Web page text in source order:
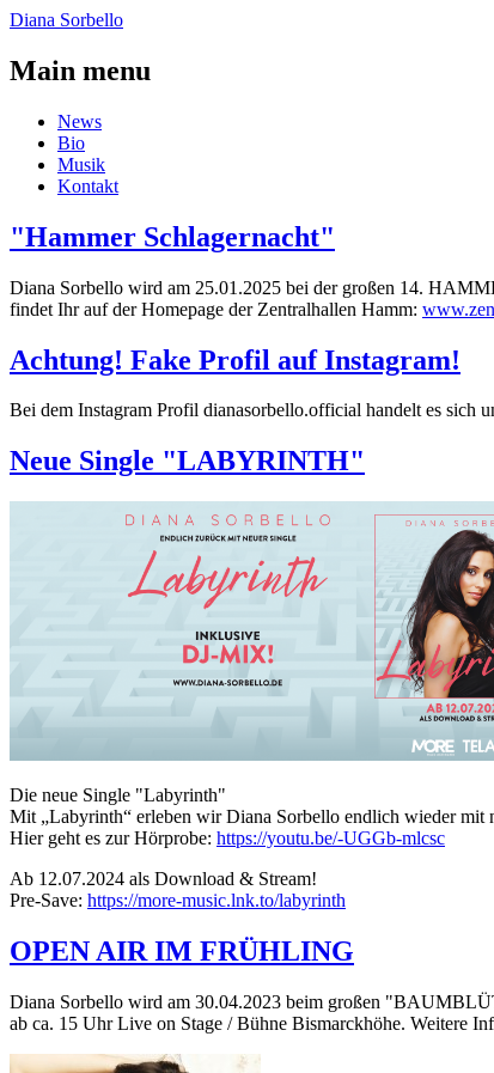
Diana Sorbello
Main menu
News
Bio
Musik
Kontakt
"Hammer Schlagernacht"
Diana Sorbello wird am 25.01.2025 bei der großen 14.
findet Ihr auf der Homepage der Zentralhallen Hamm:
Achtung! Fake Profil auf Instagram!
Bei dem Instagram Profil dianasorbello.official handelt es sich
Neue Single "LABYRINTH"
Die neue Single "Labyrinth"
Mit „Labyrinth“ erleben wir Diana Sorbello endlich wieder mit
Hier geht es zur Hörprobe: https://youtu.be/-UGGb-mlcsc
Ab 12.07.2024 als Download & Stream!
Pre-Save: https://more-music.lnk.to/labyrinth
OPEN AIR IM FRÜHLING
Diana Sorbello wird am 30.04.2023 beim großen
ab ca. 15 Uhr Live on Stage / Bühne Bismarckhöhe. Weitere